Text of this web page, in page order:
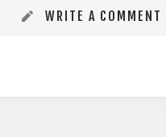
WRITE A COMMENT